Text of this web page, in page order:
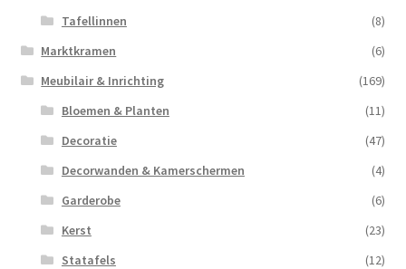
Tafellinnen
(8)
Marktkramen
(6)
Meubilair & Inrichting
(169)
Bloemen & Planten
(11)
Decoratie
(47)
Decorwanden & Kamerschermen
(4)
Garderobe
(6)
Kerst
(23)
Statafels
(12)